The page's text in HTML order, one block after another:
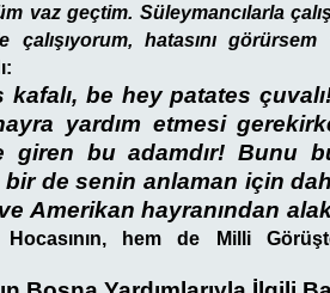
vaz geçtim. Süleymancılarla
hatasını
kafalı, be hey patates
yardım etmesi
giren bu adamdır! Bunu
bir de senin anlaman için
Amerikan hayranından
hem de Milli